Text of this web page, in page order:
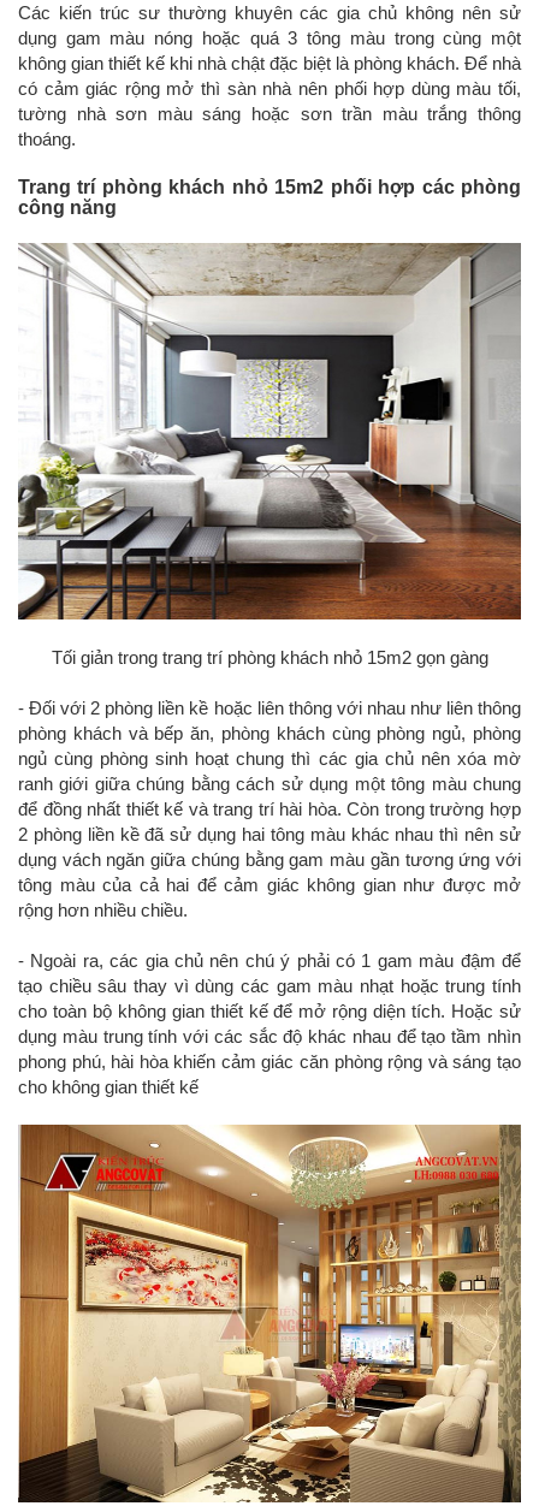
Các kiến trúc sư thường khuyên các gia chủ không nên sử
dụng gam màu nóng hoặc quá 3 tông màu trong cùng một
không gian thiết kế khi nhà chật đặc biệt là phòng khách. Để nhà
có cảm giác rộng mở thì sàn nhà nên phối hợp dùng màu tối,
tường nhà sơn màu sáng hoặc sơn trần màu trắng thông
thoáng.
Trang trí phòng khách nhỏ 15m2 phối hợp các phòng
công năng
Tối giản trong trang trí phòng khách nhỏ 15m2 gọn gàng
- Đối với 2 phòng liền kề hoặc liên thông với nhau như liên thông
phòng khách và bếp ăn, phòng khách cùng phòng ngủ, phòng
ngủ cùng phòng sinh hoạt chung thì các gia chủ nên xóa mờ
ranh giới giữa chúng bằng cách sử dụng một tông màu chung
để đồng nhất thiết kế và trang trí hài hòa. Còn trong trường hợp
2 phòng liền kề đã sử dụng hai tông màu khác nhau thì nên sử
dụng vách ngăn giữa chúng bằng gam màu gần tương ứng với
tông màu của cả hai để cảm giác không gian như được mở
rộng hơn nhiều chiều.
- Ngoài ra, các gia chủ nên chú ý phải có 1 gam màu đậm để
tạo chiều sâu thay vì dùng các gam màu nhạt hoặc trung tính
cho toàn bộ không gian thiết kế để mở rộng diện tích. Hoặc sử
dụng màu trung tính với các sắc độ khác nhau để tạo tầm nhìn
phong phú, hài hòa khiến cảm giác căn phòng rộng và sáng tạo
cho không gian thiết kế